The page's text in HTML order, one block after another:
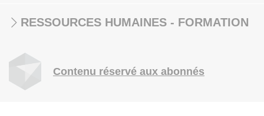
RESSOURCES HUMAINES - FORMATION
Contenu réservé aux abonnés